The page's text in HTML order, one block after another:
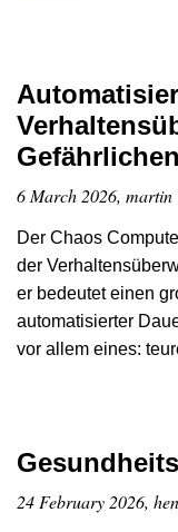
6 March 2026, martin
Der Chaos
der
er bedeutet einen
automatisierter
vor allem eines:
24 February 2026,